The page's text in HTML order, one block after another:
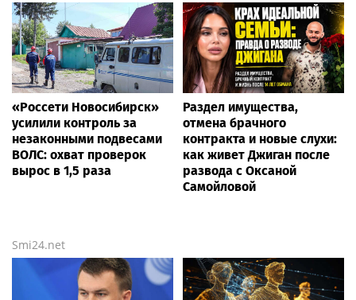
«Россети Новосибирск»
усилили контроль за
незаконными подвесами
ВОЛС: охват проверок
вырос в 1,5 раза
Раздел имущества,
отмена брачного
контракта и новые слухи:
как живет Джиган после
развода с Оксаной
Самойловой
Smi24.net